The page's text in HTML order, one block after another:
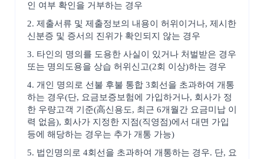
인 여부 확인을 거부하는 경우
2. 제출서류 및 제출정보의 내용이 허위이거나, 제시한
신분증 및 증서의 진위가 확인되지 않는 경우
3. 타인의 명의를 도용한 사실이 있거나 처벌받은 경우
또는 명의도용을 상습 허위신고(2회 이상)하는 경우
4. 개인 명의로 선불 후불 통합 3회선을 초과하여 개통
하는 경우(단, 요금보증보험에 가입하거나, 회사가 정
한 우량고객 기준(高신용도, 최근 6개월간 요금미납 이
력 없음), 회사가 지정한 지점(직영점)에서 대면 가입
등에 해당하는 경우는 추가 개통 가능)
5. 법인명의로 4회선을 초과하여 개통하는 경우. 단, 요